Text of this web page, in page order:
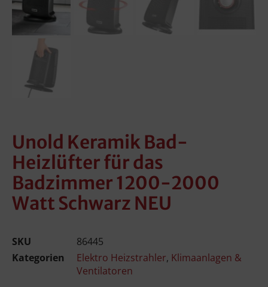
Unold Keramik Bad-
Heizlüfter für das
Badzimmer 1200-2000
Watt Schwarz NEU
SKU
86445
Kategorien
Elektro Heizstrahler, Klimaanlagen &
Ventilatoren